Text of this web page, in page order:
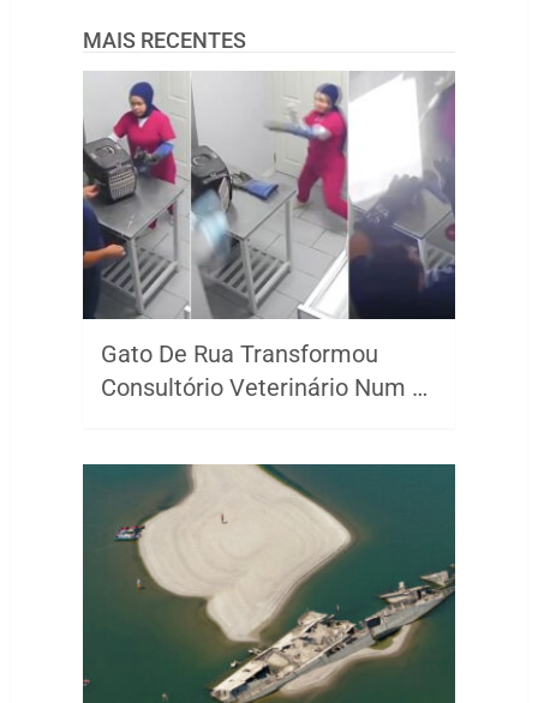
MAIS RECENTES
Gato De Rua Transformou
Consultório Veterinário Num …